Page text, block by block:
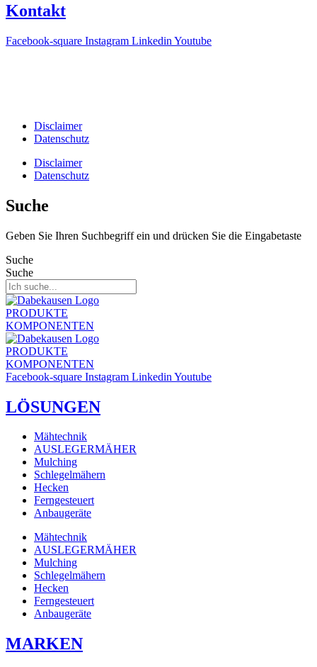
Kontakt
Facebook-square Instagram Linkedin Youtube
Disclaimer
Datenschutz
Disclaimer
Datenschutz
Suche
Geben Sie Ihren Suchbegriff ein und drücken Sie die Eingabetaste
Suche
Suche
PRODUKTE
KOMPONENTEN
PRODUKTE
KOMPONENTEN
Facebook-square Instagram Linkedin Youtube
LÖSUNGEN
Mähtechnik
AUSLEGERMÄHER
Mulching
Schlegelmähern
Hecken
Ferngesteuert
Anbaugeräte
Mähtechnik
AUSLEGERMÄHER
Mulching
Schlegelmähern
Hecken
Ferngesteuert
Anbaugeräte
MARKEN